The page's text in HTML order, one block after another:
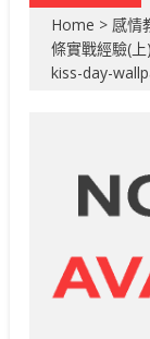
Home > 感情
條實戰經驗(上
kiss-day-